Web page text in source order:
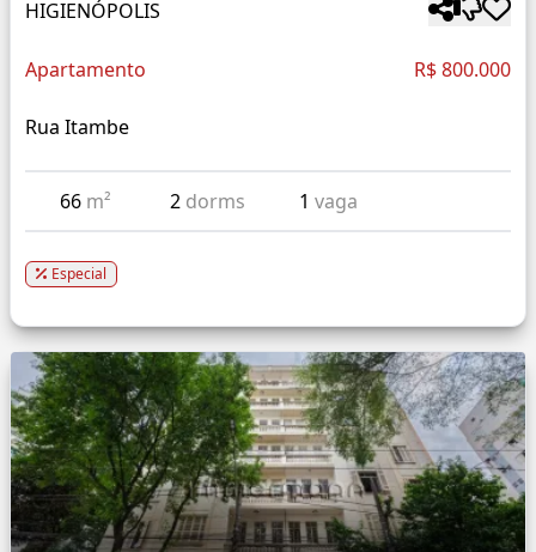
HIGIENÓPOLIS
Apartamento R$ 800.000
Rua Itambe
66 m² 2 dorms 1vaga
Especial